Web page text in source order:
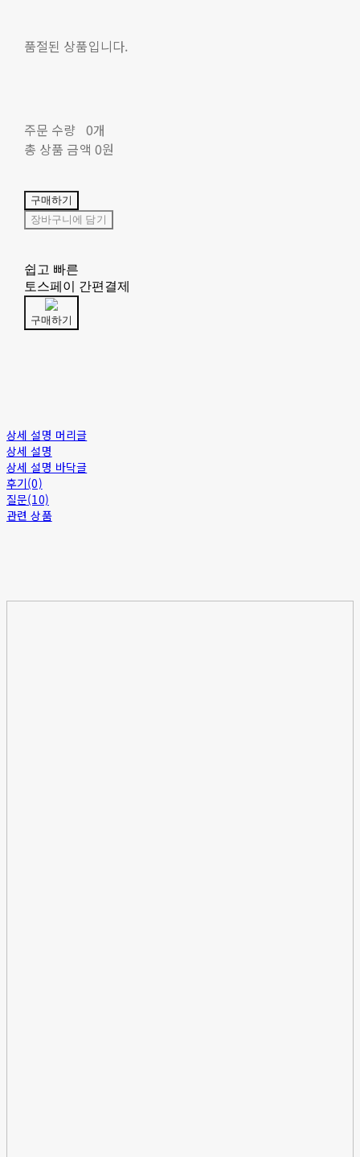
품절된 상품입니다.
주문 수량 0개
총 상품 금액 0원
구매하기
장바구니에 담기
쉽고 빠른
토스페이 간편결제
구매하기
상세 설명 머리글
상세 설명
상세 설명 바닥글
후기(0)
질문(10)
관련 상품